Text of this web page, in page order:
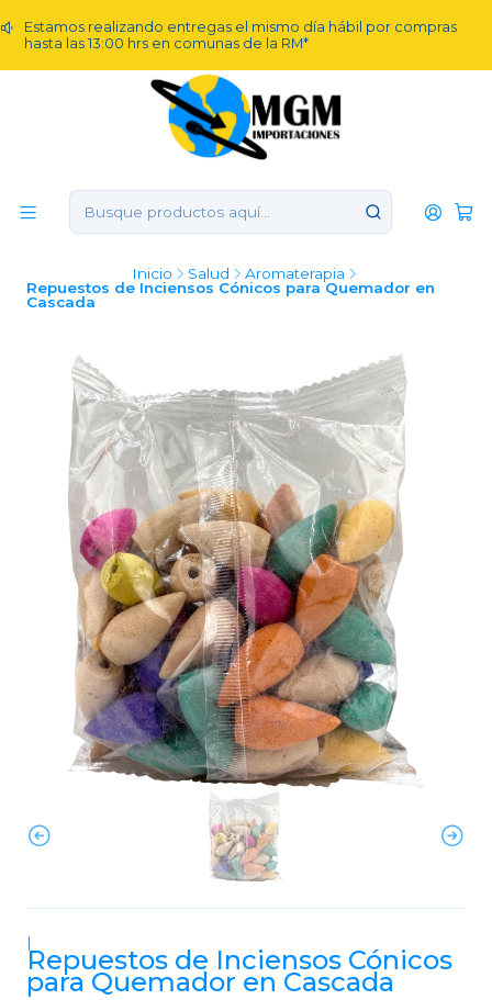
Estamos realizando entregas el mismo día hábil por compras
hasta las 13:00 hrs en comunas de la RM*
Inicio Salud
Aromaterapia
Repuestos de Inciensos Cónicos para Quemador en
Cascada
|
Repuestos de Inciensos Cónicos
para Quemador en Cascada